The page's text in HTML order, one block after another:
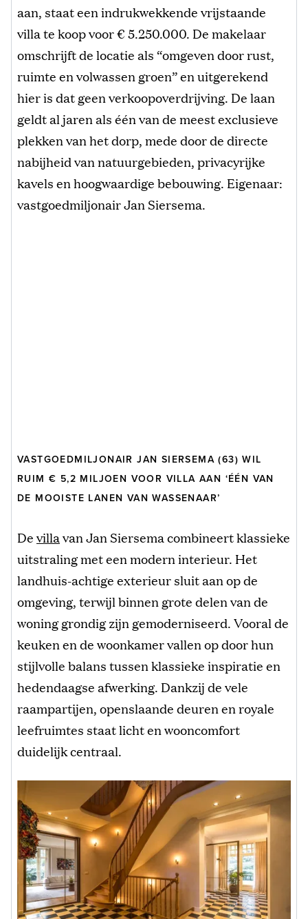
aan, staat een indrukwekkende vrijstaande
villa te koop voor € 5.250.000. De makelaar
omschrijft de locatie als “omgeven door rust,
ruimte en volwassen groen” en uitgerekend
hier is dat geen verkoopoverdrijving. De laan
geldt al jaren als één van de meest exclusieve
plekken van het dorp, mede door de directe
nabijheid van natuurgebieden, privacyrijke
kavels en hoogwaardige bebouwing. Eigenaar:
vastgoedmiljonair Jan Siersema.
VASTGOEDMILJONAIR JAN SIERSEMA (63) WIL
RUIM € 5,2 MILJOEN VOOR VILLA AAN ‘ÉÉN VAN
DE MOOISTE LANEN VAN WASSENAAR’
Devillavan Jan Siersema combineert klassieke
uitstraling met een modern interieur. Het
landhuis-achtige exterieur sluit aan op de
omgeving, terwijl binnen grote delen van de
woning grondig zijn gemoderniseerd. Vooral de
keuken en de woonkamer vallen op door hun
stijlvolle balans tussen klassieke inspiratie en
hedendaagse afwerking. Dankzij de vele
raampartijen, openslaande deuren en royale
leefruimtes staat licht en wooncomfort
duidelijk centraal.